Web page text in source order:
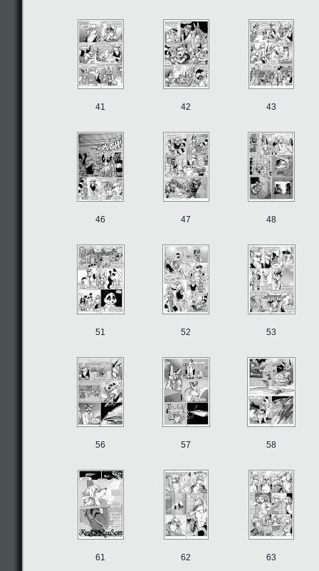
41 42 43
46 47 48
51 52 53
56 57 58
61 62 63